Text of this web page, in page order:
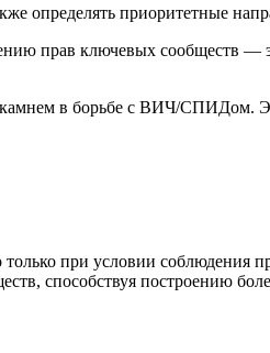
определять приоритетные
прав ключевых сообществ —
камнем в борьбе с ВИЧ/СПИДом.
при условии соблюдения
способствуя построению